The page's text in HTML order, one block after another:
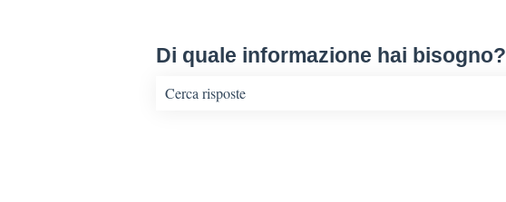
Di quale informazione hai bisogno?